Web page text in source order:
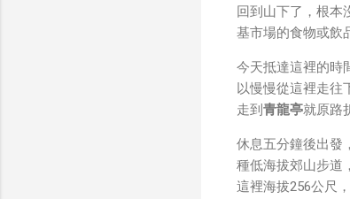
回到山下了，根本
基市場的食物或飲
今天抵達這裡的時
以慢慢從這裡走往
走到 青龍亭就原路
休息五分鐘後出發
種低海拔郊山步道
這裡海拔256公尺